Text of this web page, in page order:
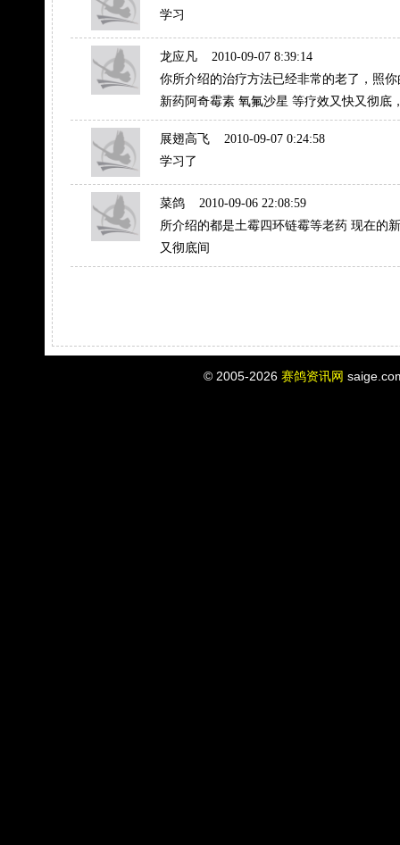
学习
龙应凡 2010-09-07 8:39:14
你所介绍的治疗方法已经非常的老了，照
新药阿奇霉素 氧氟沙星 等疗效又快又彻底
展翅高飞 2010-09-07 0:24:58
学习了
菜鸽 2010-09-06 22:08:59
所介绍的都是土霉四环链霉等老药 现在的
又彻底间
© 2005-2026 赛鸽资讯网